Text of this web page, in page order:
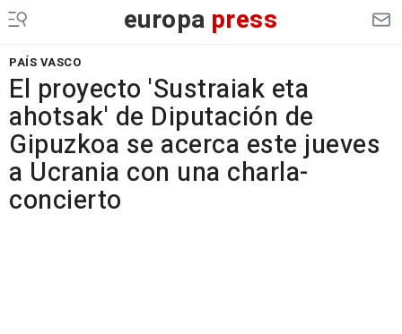
europa press
PAÍS VASCO
El proyecto 'Sustraiak eta
ahotsak' de Diputación de
Gipuzkoa se acerca este jueves
a Ucrania con una charla-
concierto